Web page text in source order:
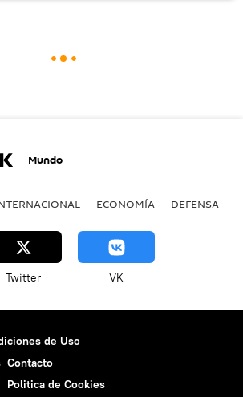
Mundo
ECONOMÍA DEFENSA
Twitter VK
de Uso
Contacto
Politica de Cookies